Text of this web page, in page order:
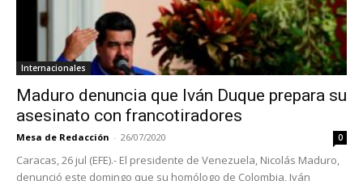
Internacionales
Maduro denuncia que Iván Duque prepara su
asesinato con francotiradores
Mesa de Redacción - 26/07/2020 0
Caracas, 26 jul (EFE).- El presidente de Venezuela, Nicolás Maduro,
denunció este domingo que su homólogo de Colombia, Iván